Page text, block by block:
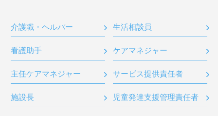
介護職・ヘルパー 生活相談員
看護助手 ケアマネジャー
主任ケアマネジャー サービス提供責任者
施設長 児童発達支援管理責任者